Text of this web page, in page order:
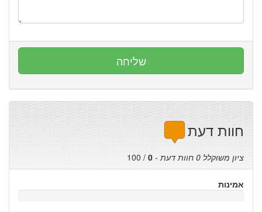
חוות דעת
ציון משוקלל 0 חוות דעת -
0
/
100
אמינות